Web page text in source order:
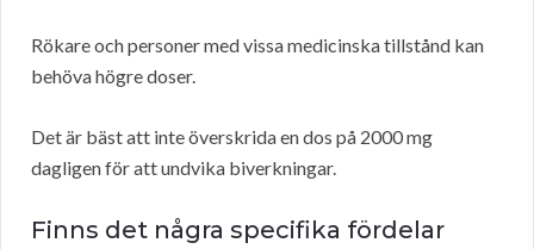
Rökare och personer med vissa medicinska tillstånd kan
behöva högre doser.
Det är bäst att inte överskrida en dos på 2000 mg
dagligen för att undvika biverkningar.
Finns det några specifika fördelar